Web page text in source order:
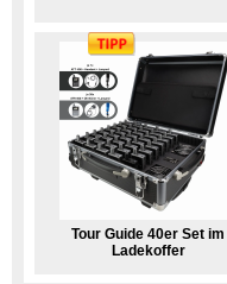
Tour Guide 40er Set im
Ladekoffer